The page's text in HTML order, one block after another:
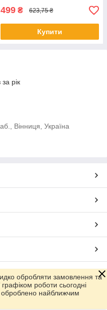
499 ₴ 623,75 ₴
Купити
рік
Вінниця, Україна
Prom.ua
обробляти замовлення та
графіком роботи сьогодні
оброблено найближчим